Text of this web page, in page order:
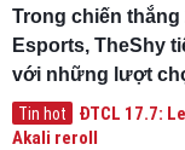
Trong chiến thắng
Esports, TheShy
với những lượt
Tin hot
ĐTCL 17.7:
Akali reroll